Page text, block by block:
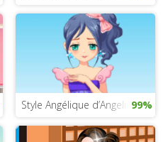
Style Angélique d’Angelina99%